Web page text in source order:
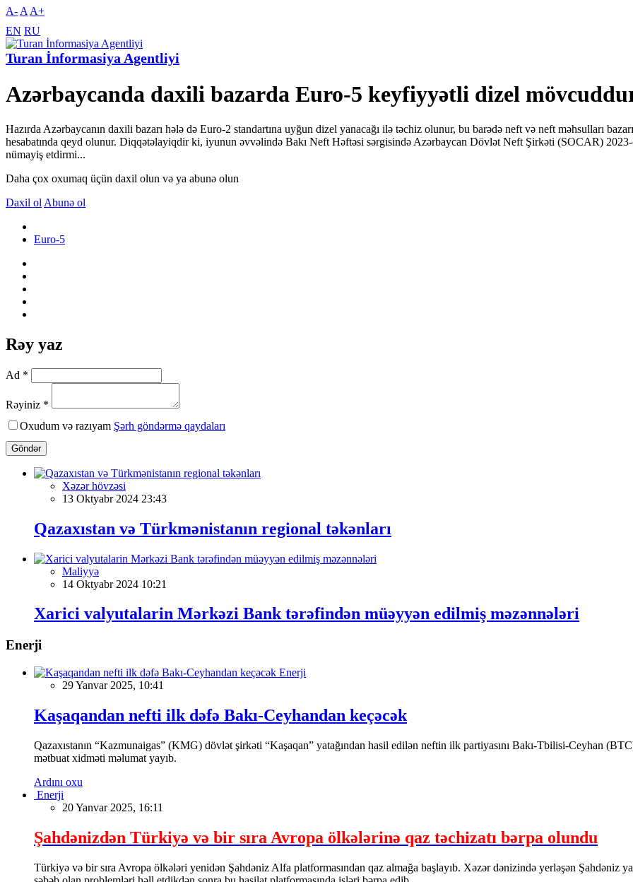
A- A A+
EN RU
Turan İnformasiya Agentliyi
Azərbaycanda daxili bazarda Euro-5 keyfiyyətli dizel
Hazırda Azərbaycanın daxili bazarı hələ də Euro-2 standartına uyğun dizel yanacağı ilə təchiz olunur, bu barədə neft və neft məhsulları
hesabatında qeyd olunur. Diqqətəlayiqdir ki, iyunun əvvəlində Bakı Neft Həftəsi sərgisində Azərbaycan Dövlət Neft Şirkəti (SOCAR) 2023-
nümayiş etdirmi...
Daha çox oxumaq üçün daxil olun və ya abunə olun
Daxil ol Abunə ol
Euro-5
Rəy yaz
Ad *
Rəyiniz *
Oxudum və razıyam Şərh göndərmə qaydaları
Göndər
Xəzər hövzəsi
13 Oktyabr 2024 23:43
Qazaxıstan və Türkmənistanın regional təkənları
Maliyyə
14 Oktyabr 2024 10:21
Xarici valyutalarin Mərkəzi Bank tərəfindən müəyyən edilmiş məzənnələri
Enerji
Enerji
29 Yanvar 2025, 10:41
Kaşaqandan nefti ilk dəfə Bakı-Ceyhandan keçəcək
Qazaxıstanın “Kazmunaigas” (KMG) dövlət şirkəti “Kaşaqan” yatağından hasil edilən neftin ilk partiyasını Bakı-Tbilisi-Ceyhan
mətbuat xidməti məlumat yayıb.
Ardını oxu
Enerji
20 Yanvar 2025, 16:11
Şahdənizdən Türkiyə və bir sıra Avropa ölkələrinə qaz təchizatı bərpa olundu
Türkiyə və bir sıra Avropa ölkələri yenidən Şahdəniz Alfa platformasından qaz almağa başlayıb. Xəzər dənizində yerləşən Şahdəniz